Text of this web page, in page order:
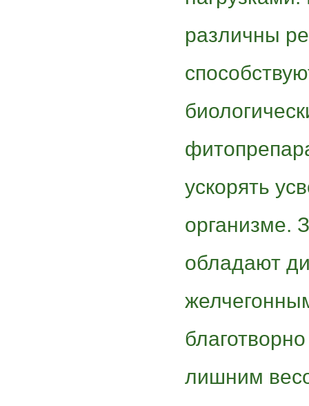
различны
ускорять
организме.
обладают
лишним